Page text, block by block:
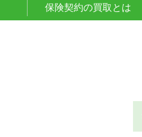
保険契約の買取とは